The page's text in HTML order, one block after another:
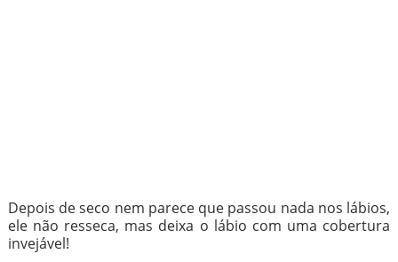
Depois de seco nem parece que passou nada nos lábios,
ele não resseca, mas deixa o lábio com uma cobertura
invejável!